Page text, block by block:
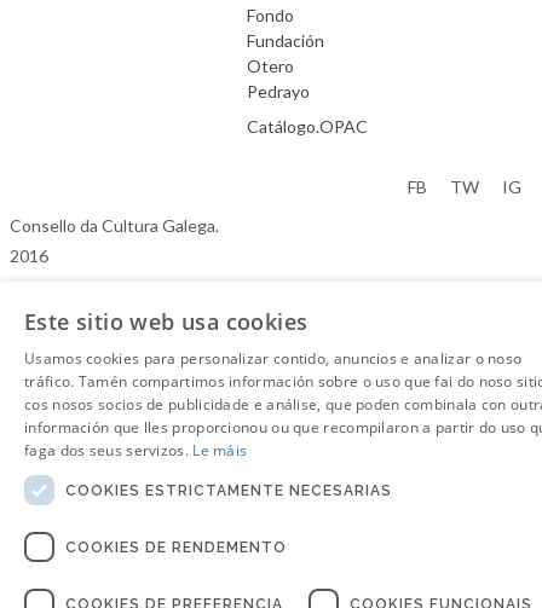
Fondo
Fundación
Otero
Pedrayo
Catálogo.OPAC
Consello da Cultura Galega.
2016
FB TW IG
Este sitio web usa cookies
Usamos cookies para personalizar contido, anuncios e analizar o noso
tráfico. Tamén compartimos información sobre o uso que fai do noso
cos nosos socios de publicidade e análise, que poden combinala con
información que lles proporcionou ou que recompilaron a partir do uso
faga dos seus servizos. Le máis
COOKIES ESTRICTAMENTE NECESARIAS
COOKIES DE RENDEMENTO
COOKIES DE PREFERENCIA COOKIES FUNCIONAIS